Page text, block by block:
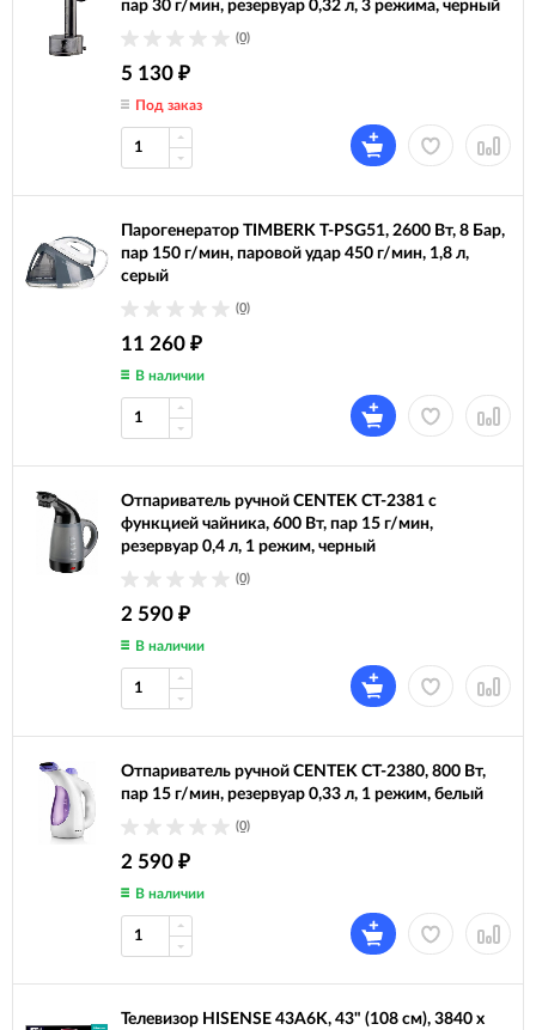
пар 30 г/мин, резервуар 0,32 л, 3 режима, черный
(0)
5 130 ₽
Под заказ
Парогенератор TIMBERK T-PSG51, 2600 Вт, 8 Бар,
пар 150 г/мин, паровой удар 450 г/мин, 1,8 л,
серый
(0)
11 260 ₽
В наличии
Отпариватель ручной CENTEK CT-2381 с
функцией чайника, 600 Вт, пар 15 г/мин,
резервуар 0,4 л, 1 режим, черный
(0)
2 590 ₽
В наличии
Отпариватель ручной CENTEK CT-2380, 800 Вт,
пар 15 г/мин, резервуар 0,33 л, 1 режим, белый
(0)
2 590 ₽
В наличии
Телевизор HISENSE 43A6K, 43" (108 см), 3840 x